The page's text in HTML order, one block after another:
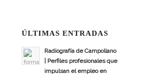
ÚLTIMAS ENTRADAS
Radiografía de Campollano
| Perfiles profesionales que
impulsan el empleo en